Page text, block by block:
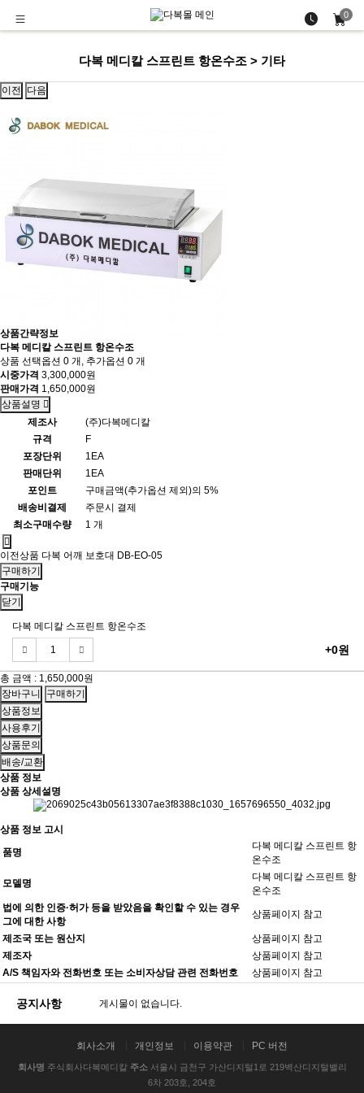
0
다복 메디칼 스프린트 항온수조 > 기타
이전 다음
상품간략정보
다복 메디칼 스프린트 항온수조
상품 선택옵션 0 개, 추가옵션 0 개
시중가격 3,300,000원
판매가격 1,650,000원
상품설명
제조사
(주)다복메디칼
규격
F
포장단위
1EA
판매단위
1EA
포인트
구매금액(추가옵션 제외)의 5%
배송비결제
주문시 결제
최소구매수량
1 개
이전상품 다복 어깨 보호대 DB-EO-05
구매하기
구매기능
닫기
다복 메디칼 스프린트 항온수조
+0원
총 금액 : 1,650,000원
상품정보
사용후기
상품문의
배송/교환
상품 정보
상품 상세설명
상품 정보 고시
품명
다복 메디칼 스프린트 항
온수조
모델명
다복 메디칼 스프린트 항
온수조
법에 의한 인증·허가 등을 받았음을 확인할 수 있는 경우
그에 대한 사항
상품페이지 참고
제조국 또는 원산지
상품페이지 참고
제조자
상품페이지 참고
A/S 책임자와 전화번호 또는 소비자상담 관련 전화번호
상품페이지 참고
공지사항 게시물이 없습니다.
회사소개 개인정보 이용약관 PC 버전
회사명 주식회사다복메디칼 주소서울시 금천구 가산디지털1로 219벽산디지털밸리
6차 203호, 204호